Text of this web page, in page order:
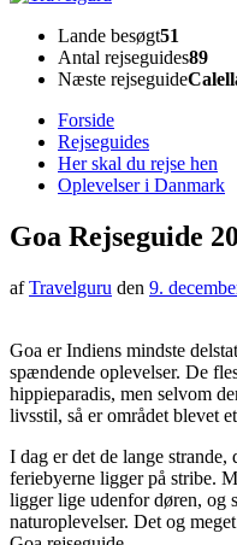
TravelguruLande besøgt51
Antal rejseguides89
Næste rejseguide
Forside
Rejseguides
Her skal du rejse hen
Oplevelser i Danmark
Goa Rejseguide
afTravelguru den 9.
Goa er Indiens mindste
spændende oplevelser. De
hippieparadis, men selvom
livsstil, så er området blevet
I dag er det de lange
feriebyerne ligger på stribe.
ligger lige udenfor døren, og
naturoplevelser. Det og